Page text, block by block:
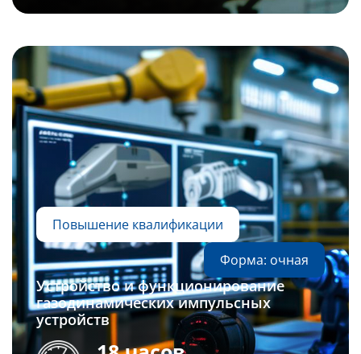
Повышение квалификации
Форма: очная
Устройство и функционирование
газодинамических импульсных
устройств